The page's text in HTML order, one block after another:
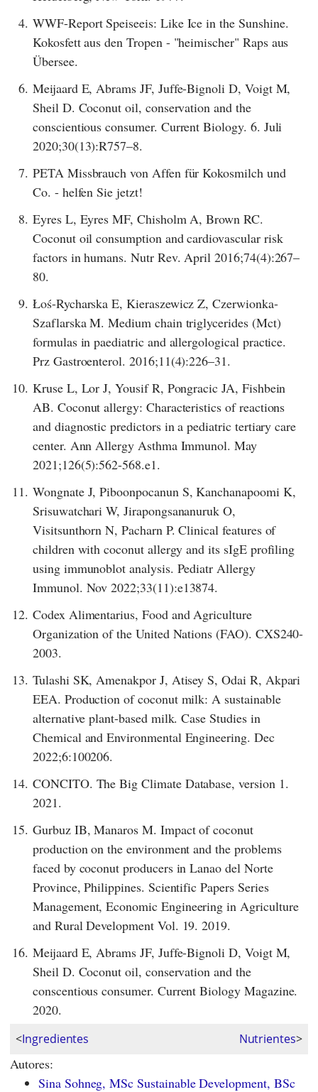
4. WWF-Report Speiseeis: Like Ice in the Sunshine.
Kokosfett aus den Tropen - "heimischer" Raps aus
Übersee.
6. Meijaard E, Abrams JF, Juffe-Bignoli D, Voigt M,
Sheil D. Coconut oil, conservation and the
conscientious consumer. Current Biology. 6. Juli
2020;30(13):R757–8.
7. PETA Missbrauch von Affen für Kokosmilch und
Co. - helfen Sie jetzt!
8. Eyres L, Eyres MF, Chisholm A, Brown RC.
Coconut oil consumption and cardiovascular risk
factors in humans. Nutr Rev. April 2016;74(4):267–
80.
9. Łoś-Rycharska E, Kieraszewicz Z, Czerwionka-
Szaflarska M. Medium chain triglycerides (Mct)
formulas in paediatric and allergological practice.
Prz Gastroenterol. 2016;11(4):226–31.
10. Kruse L, Lor J, Yousif R, Pongracic JA, Fishbein
AB. Coconut allergy: Characteristics of reactions
and diagnostic predictors in a pediatric tertiary care
center. Ann Allergy Asthma Immunol. May
2021;126(5):562-568.e1.
11. Wongnate J, Piboonpocanun S, Kanchanapoomi K,
Srisuwatchari W, Jirapongsananuruk O,
Visitsunthorn N, Pacharn P. Clinical features of
children with coconut allergy and its sIgE profiling
using immunoblot analysis. Pediatr Allergy
Immunol. Nov 2022;33(11):e13874.
12. Codex Alimentarius, Food and Agriculture
Organization of the United Nations (FAO). CXS240-
2003.
13. Tulashi SK, Amenakpor J, Atisey S, Odai R, Akpari
EEA. Production of coconut milk: A sustainable
alternative plant-based milk. Case Studies in
Chemical and Environmental Engineering. Dec
2022;6:100206.
14. CONCITO. The Big Climate Database, version 1.
2021.
15. Gurbuz IB, Manaros M. Impact of coconut
production on the environment and the problems
faced by coconut producers in Lanao del Norte
Province, Philippines. Scientific Papers Series
Management, Economic Engineering in Agriculture
and Rural Development Vol. 19. 2019.
16. Meijaard E, Abrams JF, Juffe-Bignoli D, Voigt M,
Sheil D. Coconut oil, conservation and the
conscentious consumer. Current Biology Magazine.
2020.
<Ingredientes Nutrientes>
Autores:
Sina Sohneg, MSc Sustainable Development, BSc